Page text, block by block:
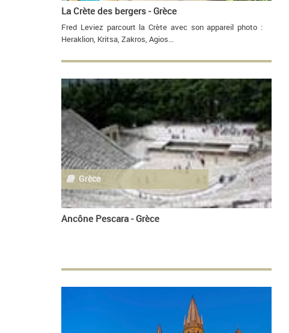
La Crète des bergers - Grèce
Fred Leviez parcourt la Crète avec son appareil photo :
Heraklion, Kritsa, Zakros, Agios...
Grèce
Ancône Pescara - Grèce